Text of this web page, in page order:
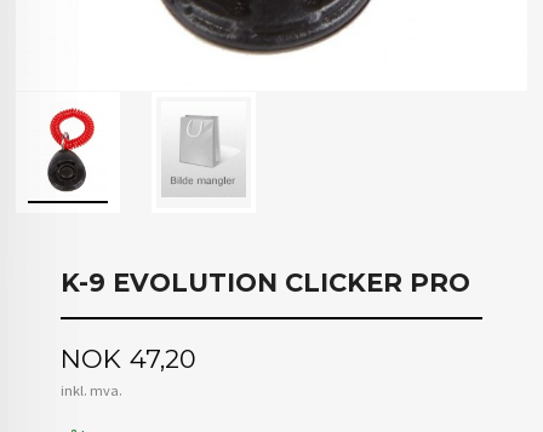
K-9 EVOLUTION CLICKER PRO
Pris
NOK 47,20
inkl. mva.